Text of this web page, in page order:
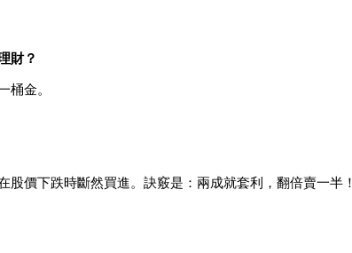
財？
桶金。
價下跌時斷然買進。訣竅是：兩成就套利，翻倍賣一半！